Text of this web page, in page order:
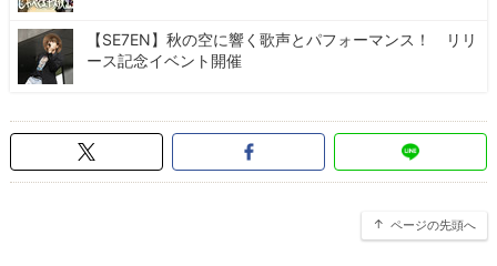
【SE7EN】秋の空に響く歌声とパフォーマンス！ リリ
ース記念イベント開催
ページの先頭へ